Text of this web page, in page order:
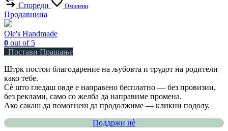
Спореди Омилени
Продавница
Ole's Handmade
0 out of 5
Постави Прашање
Штрк постои благодарение на љубовта и трудот на родители
како тебе.
Сè што гледаш овде е направено бесплатно — без провизии,
без реклами, само со желба да направиме промена.
Ако сакаш да помогнеш да продолжиме — кликни подолу.
Поддржи нѐ